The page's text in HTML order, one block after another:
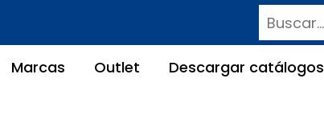
Buscar
Marcas Outlet Descargar catálogos